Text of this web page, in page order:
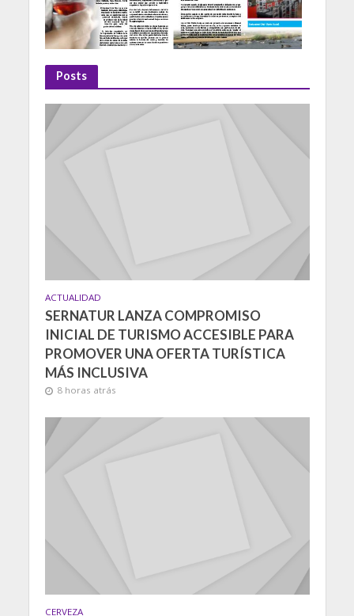
Posts
ACTUALIDAD
SERNATUR LANZA COMPROMISO
INICIAL DE TURISMO ACCESIBLE PARA
PROMOVER UNA OFERTA TURÍSTICA
MÁS INCLUSIVA
8 horas atrás
CERVEZA